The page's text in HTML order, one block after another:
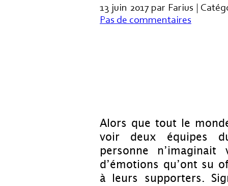
13 juin 2017 par Farius |
Pas de commentaires
Alors que tout le
voir deux équipes
personne
d’émotions qu’ont su
à leurs supporters.